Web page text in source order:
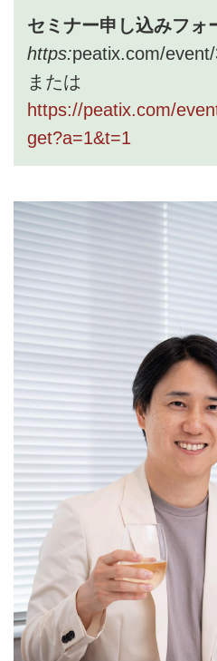
セミナー申し込みフォ
https:peatix.com/
または
https://peatix.com/
get?a=1&t=1